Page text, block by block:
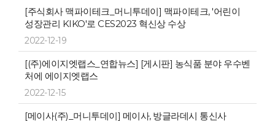
[주식회사 맥파이테크_머니투데이] 맥파이테크, '어린이
성장관리 KIKO'로 CES2023 혁신상 수상
2022-12-19
[(주)에이지엣랩스_연합뉴스] [게시판] 농식품 분야 우수벤
처에 에이지엣랩스
2022-12-15
[메이사(주)_머니투데이] 메이사, 방글라데시 통신사